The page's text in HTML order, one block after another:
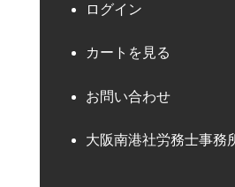
ログイン
カートを見る
お問い合わせ
大阪南港社労務士事務